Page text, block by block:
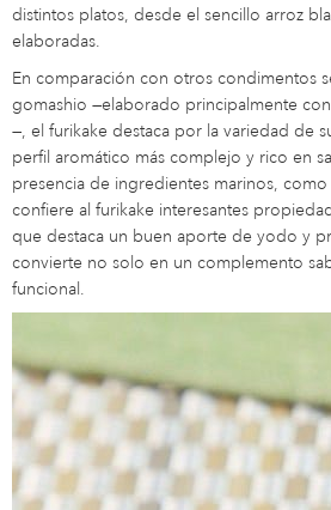
distintos platos, desde el sencillo arroz
elaboradas.
En comparación con otros condimentos
gomashio —elaborado principalmente con
—, el furikake destaca por la variedad de
perfil aromático más complejo y rico en
presencia de ingredientes marinos, como
confiere al furikake interesantes
que destaca un buen aporte de yodo y
convierte no solo en un complemento
funcional.